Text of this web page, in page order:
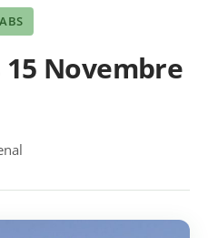
Novembre